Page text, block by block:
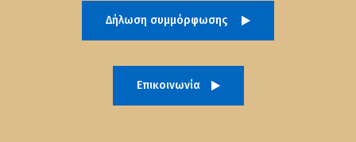
Δήλωση συμμόρφωσης
Επικοινωνία